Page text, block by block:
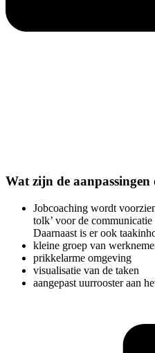
Wat zijn de
Jobcoaching wordt
tolk’ voor de
Daarnaast is er ook
kleine groep van
prikkelarme omgeving
visualisatie van de taken
aangepast uurrooster aan